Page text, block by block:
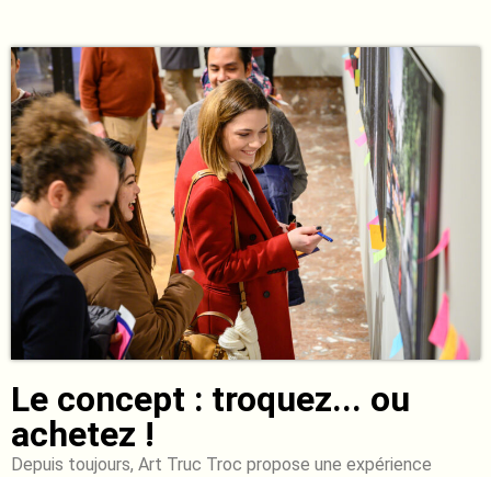
Le concept : troquez... ou
achetez !
Depuis toujours, Art Truc Troc propose une expérience